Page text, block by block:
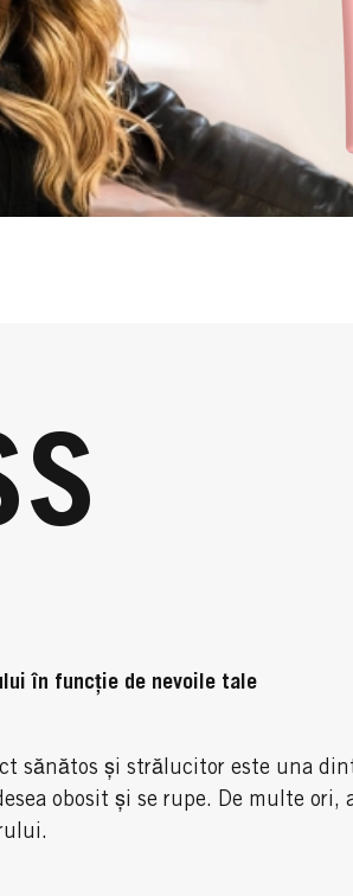
în funcție de nevoile tale
sănătos și strălucitor este una
obosit și se rupe. De multe ori,